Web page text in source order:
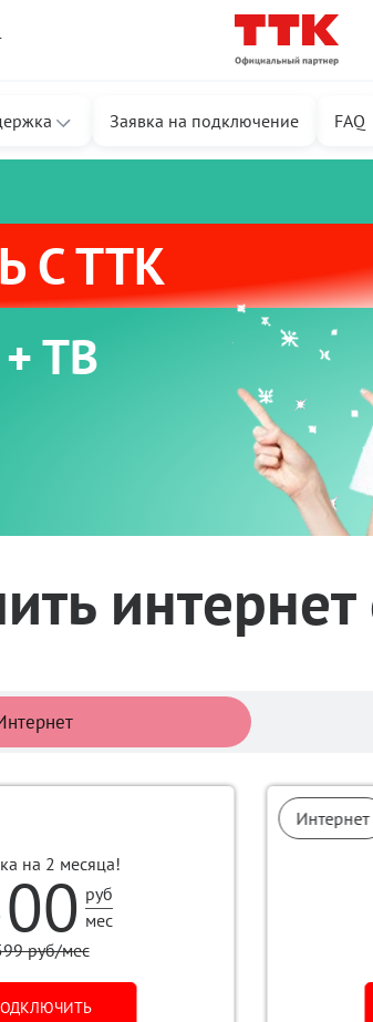
Заявка на подключение FAQ
С ТТК
ТВ
на 2 месяца!
руб
мес
руб/мес
Интернет